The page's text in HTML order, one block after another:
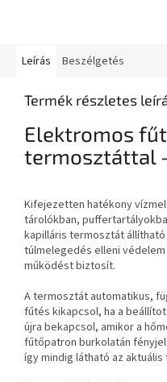
Leírás Beszélgetés
Termék részletes
Elektromos
termosztáttal
Kifejezetten hatékony
tárolókban,
kapilláris termosztát
túlmelegedés elleni
működést biztosít.
A termosztát automatikus,
fűtés kikapcsol, ha a
újra bekapcsol, amikor a
fűtőpatron burkolatán
így mindig látható az